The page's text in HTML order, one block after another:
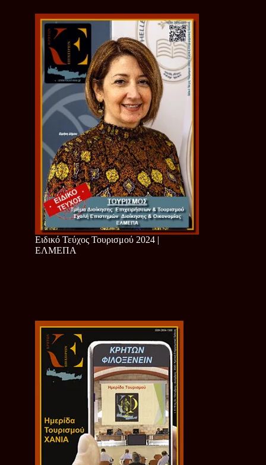
Ειδικό Τεύχος Τουρισμού 2024 |
ΕΛΜΕΠΑ